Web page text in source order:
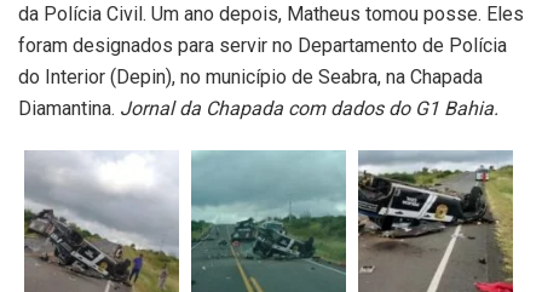
da Polícia Civil. Um ano depois, Matheus tomou posse. Eles
foram designados para servir no Departamento de Polícia
do Interior (Depin), no município de Seabra, na Chapada
Diamantina. Jornal da Chapada com dados do G1 Bahia.